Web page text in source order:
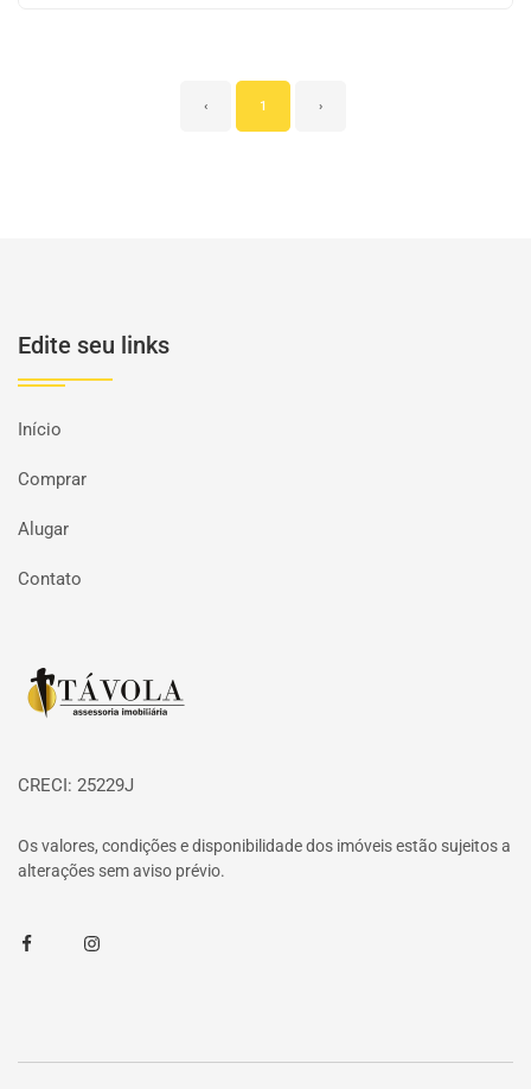
‹ 1 ›
Edite seu links
Início
Comprar
Alugar
Contato
Página inicial
CRECI: 25229J
Os valores, condições e disponibilidade dos imóveis estão sujeitos a
alterações sem aviso prévio.
FacebookInstagram